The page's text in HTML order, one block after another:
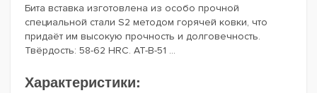
Бита вставка изготовлена из особо прочной
специальной стали S2 методом горячей ковки, что
придаёт им высокую прочность и долговечность.
Твёрдость: 58-62 HRC. AT-B-51 ...
Характеристики: